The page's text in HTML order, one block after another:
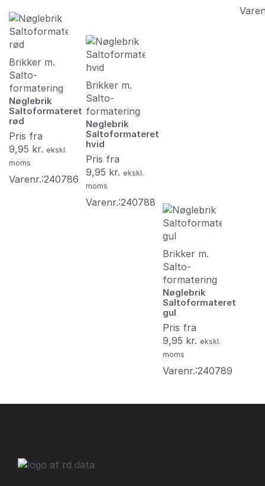
Brikker m.
Salto-
formatering
Nøglebrik
Saltoformateret
rød
Pris fra
9,95 kr. ekskl.
moms
Varenr.:240786
Brikker m.
Salto-
formatering
Nøglebrik
Saltoformateret
hvid
Pris fra
9,95 kr. ekskl.
moms
Varenr.:240788
Brikker m.
Salto-
formatering
Nøglebrik
Saltoformateret
gul
Pris fra
9,95 kr. ekskl.
moms
Varenr.:240789